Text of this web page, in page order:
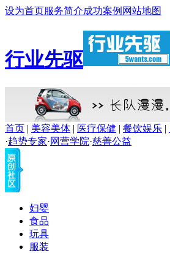
设为首页服务简介成功案例 网站地图
行业先驱
首页 | 美容美体 | 医疗保健 | 餐饮娱乐 |
·趋势专家·网营学院·慈善公益
妇婴
食品
玩具
服装